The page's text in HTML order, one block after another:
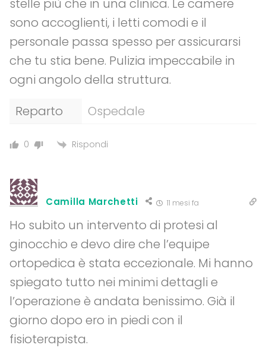
stelle più che in una clinica. Le camere
sono accoglienti, i letti comodi e il
personale passa spesso per assicurarsi
che tu stia bene. Pulizia impeccabile in
ogni angolo della struttura.
Reparto
Ospedale
0 Rispondi
Camilla Marchetti 11 mesi fa
Ho subito un intervento di protesi al
ginocchio e devo dire che l’equipe
ortopedica è stata eccezionale. Mi hanno
spiegato tutto nei minimi dettagli e
l’operazione è andata benissimo. Già il
giorno dopo ero in piedi con il
fisioterapista.